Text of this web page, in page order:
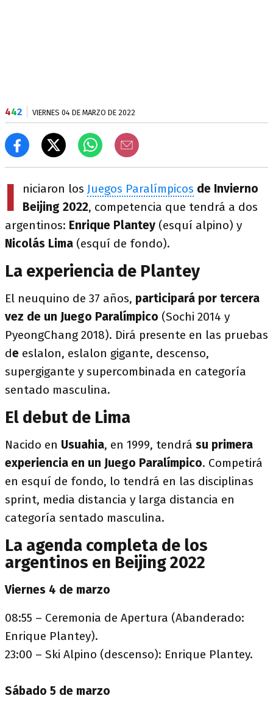
442 VIERNES 04 DE MARZO DE 2022
I niciaron los Juegos Paralímpicos de Invierno
Beijing 2022, competencia que tendrá a dos
argentinos: Enrique Plantey (esquí alpino) y
Nicolás Lima (esquí de fondo).
La experiencia de Plantey
El neuquino de 37 años, participará por tercera
vez de un Juego Paralímpico (Sochi 2014 y
PyeongChang 2018). Dirá presente en las pruebas
de eslalon, eslalon gigante, descenso,
supergigante y supercombinada en categoría
sentado masculina.
El debut de Lima
Nacido en Usuahia, en 1999, tendrá su primera
experiencia en un Juego Paralímpico. Competirá
en esquí de fondo, lo tendrá en las disciplinas
sprint, media distancia y larga distancia en
categoría sentado masculina.
La agenda completa de los
argentinos en Beijing 2022
Viernes 4 de marzo
08:55 – Ceremonia de Apertura (Abanderado:
Enrique Plantey).
23:00 – Ski Alpino (descenso): Enrique Plantey.
Sábado 5 de marzo